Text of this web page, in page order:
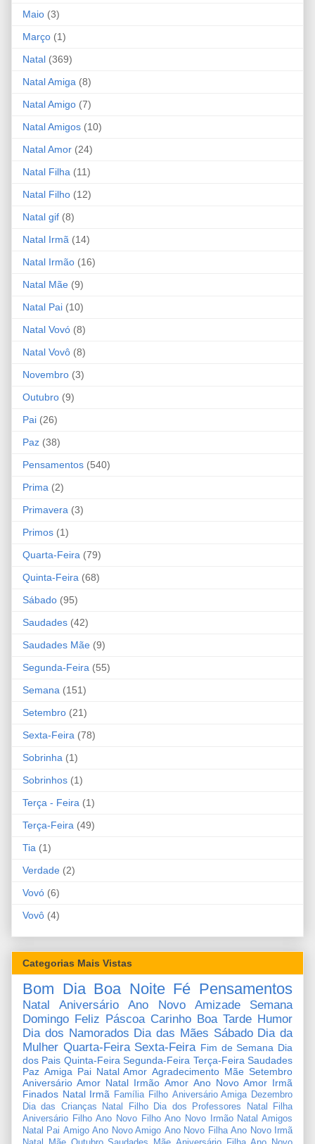
Maio (3)
Março (1)
Natal (369)
Natal Amiga (8)
Natal Amigo (7)
Natal Amigos (10)
Natal Amor (24)
Natal Filha (11)
Natal Filho (12)
Natal gif (8)
Natal Irmã (14)
Natal Irmão (16)
Natal Mãe (9)
Natal Pai (10)
Natal Vovó (8)
Natal Vovô (8)
Novembro (3)
Outubro (9)
Pai (26)
Paz (38)
Pensamentos (540)
Prima (2)
Primavera (3)
Primos (1)
Quarta-Feira (79)
Quinta-Feira (68)
Sábado (95)
Saudades (42)
Saudades Mãe (9)
Segunda-Feira (55)
Semana (151)
Setembro (21)
Sexta-Feira (78)
Sobrinha (1)
Sobrinhos (1)
Terça - Feira (1)
Terça-Feira (49)
Tia (1)
Verdade (2)
Vovó (6)
Vovô (4)
Categorias Mais Vistas
Bom Dia Boa Noite Fé Pensamentos
Natal Aniversário Ano Novo Amizade
Semana
Domingo Feliz Páscoa Carinho Boa Tarde Humor
Dia dos Namorados Dia das Mães Sábado Dia da
Mulher Quarta-Feira Sexta-Feira Fim de Semana Dia
dos Pais Quinta-Feira Segunda-Feira Terça-Feira Saudades
Paz Amiga Pai Natal Amor Agradecimento Mãe Setembro
Aniversário Amor Natal Irmão Amor Ano Novo Amor Irmã
Finados Natal Irmã Família Filho Aniversário Amiga Dezembro
Dia das Crianças
Natal Filho Dia dos Professores
Natal Filha
Aniversário Filho Ano Novo Filho Ano Novo Irmão Natal Amigos
Natal Pai Amigo Ano Novo Amigo Ano Novo Filha Ano Novo Irmã